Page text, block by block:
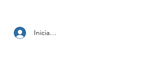
Iniciar sesión